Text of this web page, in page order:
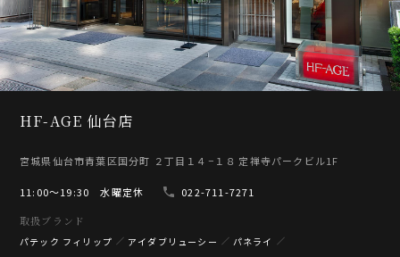
HF-AGE 仙台店
宮城県仙台市青葉区国分町 ２丁目１４−１８ 定禅寺パークビル1F
11:00〜19:30 水曜定休
022-711-7271
取扱ブランド
パテック フィリップ アイダブリューシー
パネライ